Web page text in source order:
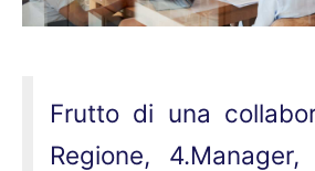
Frutto di una
Regione, 4.Manager,